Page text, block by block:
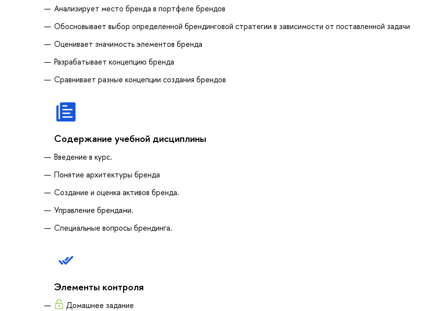
Анализирует место бренда в портфеле брендов
Обосновывает выбор определенной брендинговой стратегии в зависимости от поставленной задачи
Оценивает значимость элементов бренда
Разрабатывает концепцию бренда
Сравнивает разные концепции создания брендов
Содержание учебной дисциплины
Введение в курс.
Понятие архитектуры бренда
Создание и оценка активов бренда.
Управление брендами.
Специальные вопросы брендинга.
Элементы контроля
Домашнее задание